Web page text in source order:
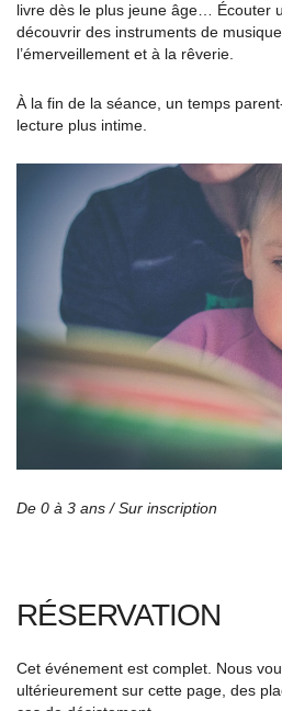
livre dès le plus jeune âge… Écouter
découvrir des instruments de
l’émerveillement et à la rêverie.
À la fin de la séance, un temps
lecture plus intime.
De 0 à 3 ans /Sur inscription
RÉSERVATION
Cet événement est complet. Nous
ultérieurement sur cette page, des